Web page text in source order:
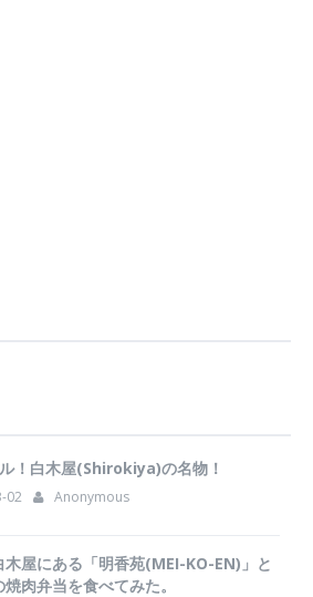
！白木屋(Shirokiya)の名物！
02 Anonymous
木屋にある「明香苑(MEI-KO-EN)」と
肉弁当を食べてみた。